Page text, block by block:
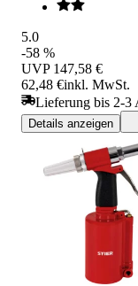
5.0
-58 %
UVP 147,58 €
62,48 €inkl. MwSt.
Lieferung bis 2-3
Details anzeigen